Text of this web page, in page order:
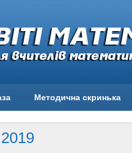
Методична скринька